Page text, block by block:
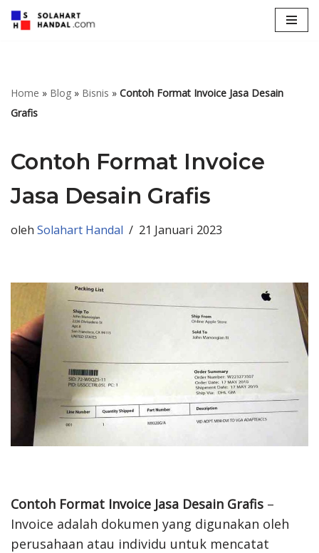
Home » Blog » Bisnis » Contoh Format Invoice Jasa Desain
Grafis
Contoh Format Invoice
Jasa Desain Grafis
oleh Solahart Handal 21 Januari 2023
Contoh Format Invoice Jasa Desain Grafis –
Invoice adalah dokumen yang digunakan oleh
perusahaan atau individu untuk mencatat